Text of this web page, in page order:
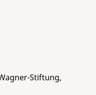
Stiftung,